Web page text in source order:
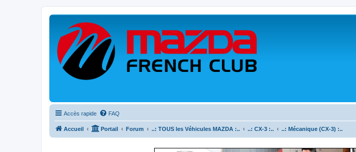
Accès rapide FAQ
Accueil Portail Forum ..: TOUS les Véhicules MAZDA :.. ..: CX-3 :.. ..: Mécanique (CX-3) :..